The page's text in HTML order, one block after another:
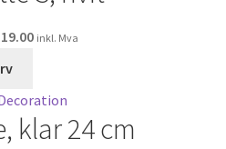
inkl. Mva
klar 24 cm